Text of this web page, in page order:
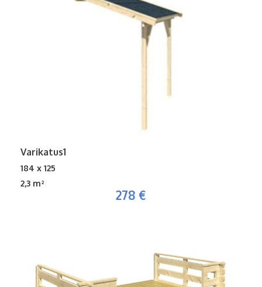
Varikatus1
184 x 125
2,3 m²
278 €